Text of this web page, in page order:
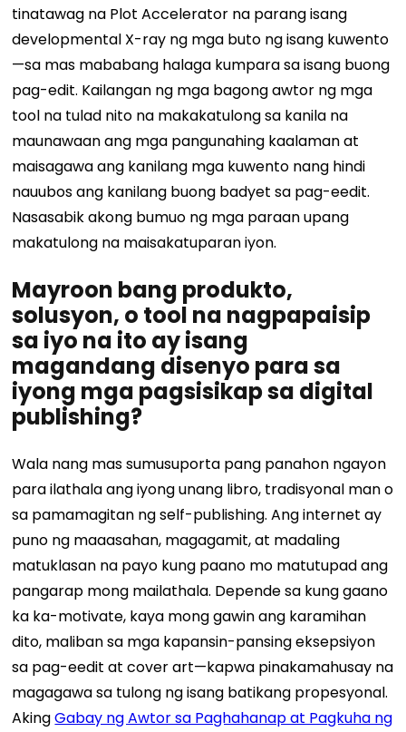
tinatawag na Plot Accelerator na parang isang
developmental X-ray ng mga buto ng isang kuwento
—sa mas mababang halaga kumpara sa isang buong
pag-edit. Kailangan ng mga bagong awtor ng mga
tool na tulad nito na makakatulong sa kanila na
maunawaan ang mga pangunahing kaalaman at
maisagawa ang kanilang mga kuwento nang hindi
nauubos ang kanilang buong badyet sa pag-eedit.
Nasasabik akong bumuo ng mga paraan upang
makatulong na maisakatuparan iyon.
Mayroon bang produkto,
solusyon, o tool na nagpapaisip
sa iyo na ito ay isang
magandang disenyo para sa
iyong mga pagsisikap sa digital
publishing?
Wala nang mas sumusuporta pang panahon ngayon
para ilathala ang iyong unang libro, tradisyonal man o
sa pamamagitan ng self-publishing. Ang internet ay
puno ng maaasahan, magagamit, at madaling
matuklasan na payo kung paano mo matutupad ang
pangarap mong mailathala. Depende sa kung gaano
ka ka-motivate, kaya mong gawin ang karamihan
dito, maliban sa mga kapansin-pansing eksepsiyon
sa pag-eedit at cover art—kapwa pinakamahusay na
magagawa sa tulong ng isang batikang propesyonal.
AkingGabay ng Awtor sa Paghahanap at Pagkuha ng